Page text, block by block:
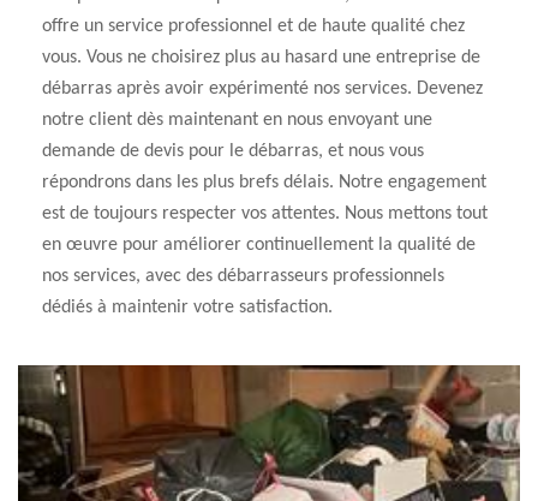
offre un service professionnel et de haute qualité chez
vous. Vous ne choisirez plus au hasard une entreprise de
débarras après avoir expérimenté nos services. Devenez
notre client dès maintenant en nous envoyant une
demande de devis pour le débarras, et nous vous
répondrons dans les plus brefs délais. Notre engagement
est de toujours respecter vos attentes. Nous mettons tout
en œuvre pour améliorer continuellement la qualité de
nos services, avec des débarrasseurs professionnels
dédiés à maintenir votre satisfaction.